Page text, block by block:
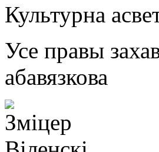
Культурна
Усе правы
абавязкова